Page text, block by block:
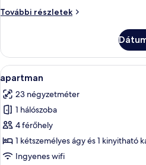
További részletek
Stúdió
A
következő
szoba
összes
képének
megtekintése:
apartman
12
apartman
23 négyzetméter
1 hálószoba
4 férőhely
1 kétszemélyes ágy és 1 kinyitható
Ingyenes wifi